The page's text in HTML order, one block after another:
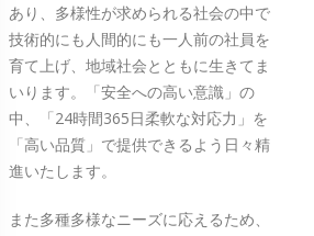
あり、多様性が求められる社会の中で
技術的にも人間的にも一人前の社員を
育て上げ、地域社会とともに生きてま
いります。「安全への高い意識」の
中、「24時間365日柔軟な対応力」を
「高い品質」で提供できるよう日々精
進いたします。
また多種多様なニーズに応えるため、